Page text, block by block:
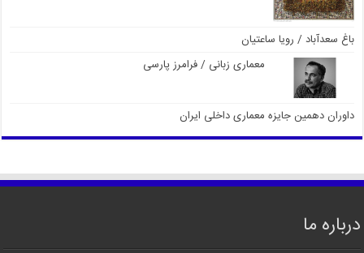
باغ سعدآباد / رویا ساعتیان
معماری زبانی / فرامرز پارسی
داوران دهمین جایزه معماری داخلی ایران
درباره ما